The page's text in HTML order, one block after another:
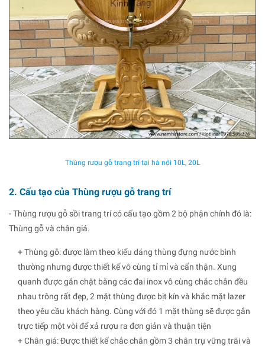
Thùng rượu gỗ trang trí tại hà nội 10L, 20L
2. Cấu tạo của Thùng rượu gỗ trang trí
- Thùng rượu gỗ sồi trang trí có cấu tạo gồm 2 bộ phận chính đó là:
Thùng gỗ và chân giá.
+ Thùng gỗ: được làm theo kiểu dáng thùng đựng nước bình
thường nhưng được thiết kế vô cùng tỉ mỉ và cẩn thận. Xung
quanh được gắn chặt bằng các đai inox vô cùng chắc chắn đều
nhau trông rất đẹp, 2 mặt thùng được bịt kín và khắc mặt lazer
theo yêu cầu khách hàng. Cùng với đó 1 mặt thùng sẽ được gắn
trực tiếp một vòi để xả rượu ra đơn giản và thuận tiện
+ Chân giá: Được thiết kế chắc chắn gồm 3 chân trụ vững trãi và